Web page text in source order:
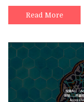
（5/31
前）
Marriott
万
豪
分
折
扣！
购
买
2,000
Read More